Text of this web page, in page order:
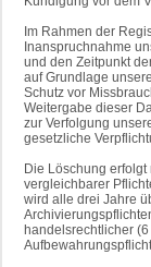
Im Rahmen der
Inanspruchnahme
und den Zeitpunkt
auf Grundlage
Schutz vor
Weitergabe dieser
zur Verfolgung
gesetzliche
Die Löschung
vergleichbarer
wird alle drei Jahre
handelsrechtlicher